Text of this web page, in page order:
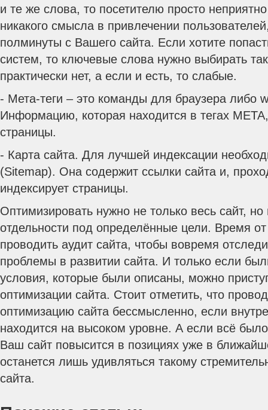
и те же слова, то посетителю просто неприятно
никакого смысла в привлечении
полминуты с Вашего сайта. Если хотите
систем, то ключевые слова нужно выбирать
практически нет, а если и есть, то слабые.
- Мета-теги – это команды для браузера либо
Информацию, которая находится в тегах
страницы.
- Карта сайта. Для лучшей индексации
(Sitemap). Она содержит ссылки сайта и,
индексирует страницы.
Оптимизировать нужно не только весь сайт,
отдельности под определённые цели. Время
проводить аудит сайта, чтобы вовремя
проблемы в развитии сайта. И только если
условия, которые были описаны, можно
оптимизации сайта. Стоит отметить, что
оптимизацию сайта бессмысленно, если
находится на высоком уровне. А если всё
Ваш сайт повысится в позициях уже в
останется лишь удивляться такому
сайта.